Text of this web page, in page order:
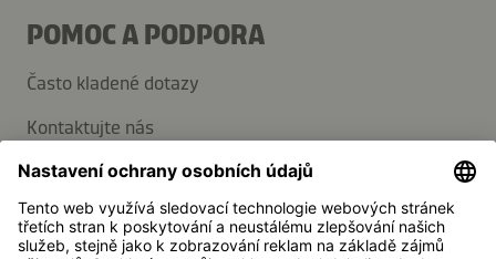
POMOC A PODPORA
Často kladené dotazy
Kontaktujte nás
Přihlaste se k odběru novinek
Média